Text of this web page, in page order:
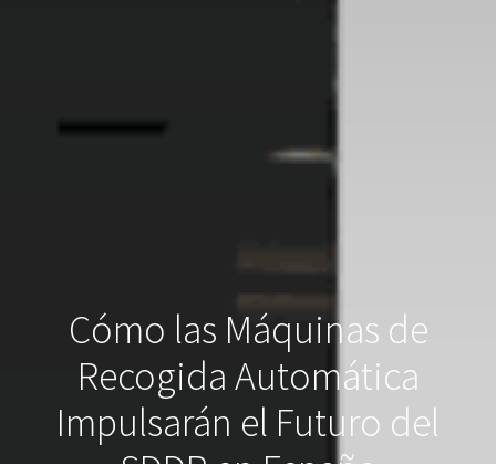
Cómo las Máquinas de
Recogida Automática
Impulsarán el Futuro del